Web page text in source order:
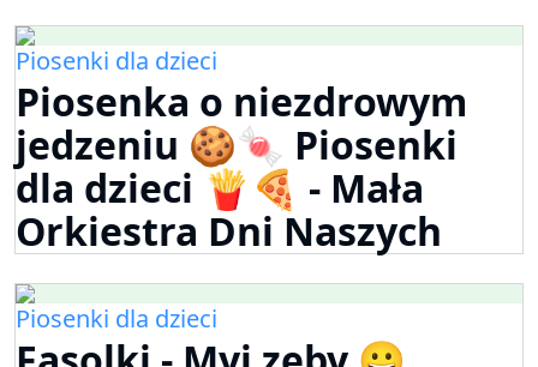
Piosenki dla dzieci
Piosenka o niezdrowym
jedzeniu 🍪🍬 Piosenki
dla dzieci 🍟🍕 - Mała
Orkiestra Dni Naszych
Piosenki dla dzieci